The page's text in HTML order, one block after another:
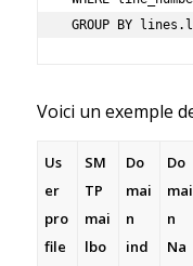
GROUP BY
Voici un exemple
Us
er
pro
file
SM
TP
mai
lbo
Do
mai
n
ind
Do
mai
n
Na